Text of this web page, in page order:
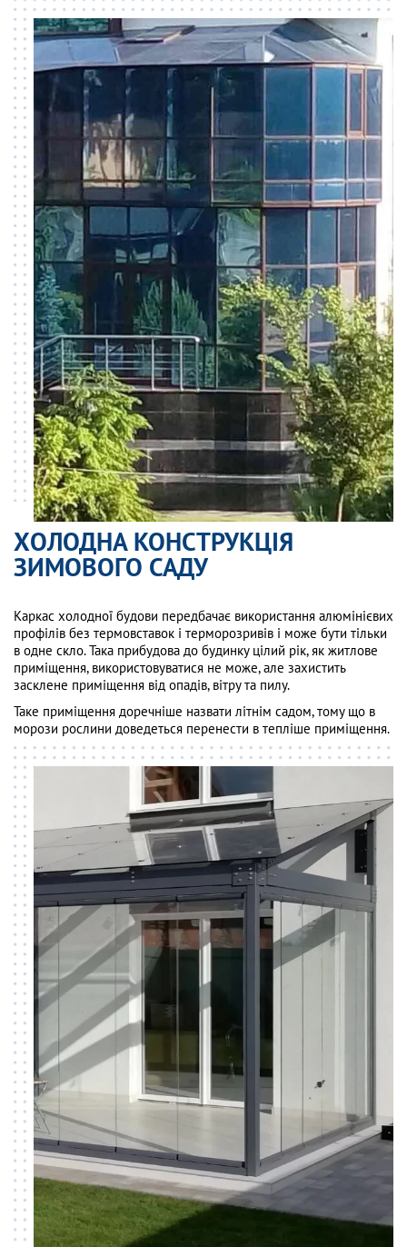
ХОЛОДНА КОНСТРУКЦІЯ
ЗИМОВОГО САДУ
Каркас холодної будови передбачає використання алюмінієвих
профілів без термовставок і терморозривів і може бути тільки
в одне скло. Така прибудова до будинку цілий рік, як житлове
приміщення, використовуватися не може, але захистить
засклене приміщення від опадів, вітру та пилу.
Таке приміщення доречніше назвати літнім садом, тому що в
морози рослини доведеться перенести в тепліше приміщення.